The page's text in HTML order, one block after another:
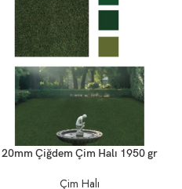
20mm Çiğdem Çim Halı 1950 gr
Çim Halı